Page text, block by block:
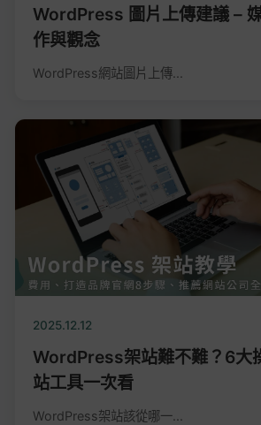
WordPress 圖片上傳建議 –
作與觀念
WordPress網站圖片上傳...
2025.12.12
WordPress架站難不難？6大
站工具一次看
WordPress架站該從哪一...